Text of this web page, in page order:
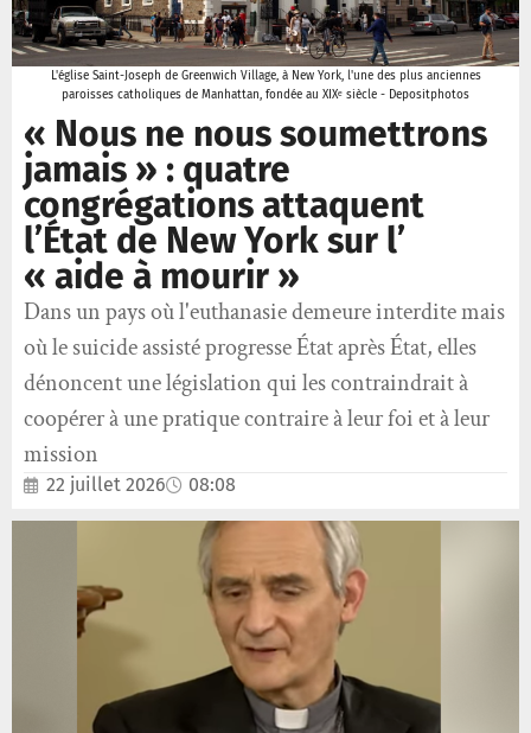
L'église Saint-Joseph de Greenwich Village, à New York, l'une des plus anciennes
paroisses catholiques de Manhattan, fondée au XIXᵉ siècle - Depositphotos
« Nous ne nous soumettrons
jamais » : quatre
congrégations attaquent
l’État de New York sur l’
« aide à mourir »
Dans un pays où l'euthanasie demeure interdite mais
où le suicide assisté progresse État après État, elles
dénoncent une législation qui les contraindrait à
coopérer à une pratique contraire à leur foi et à leur
mission
22 juillet 2026 08:08